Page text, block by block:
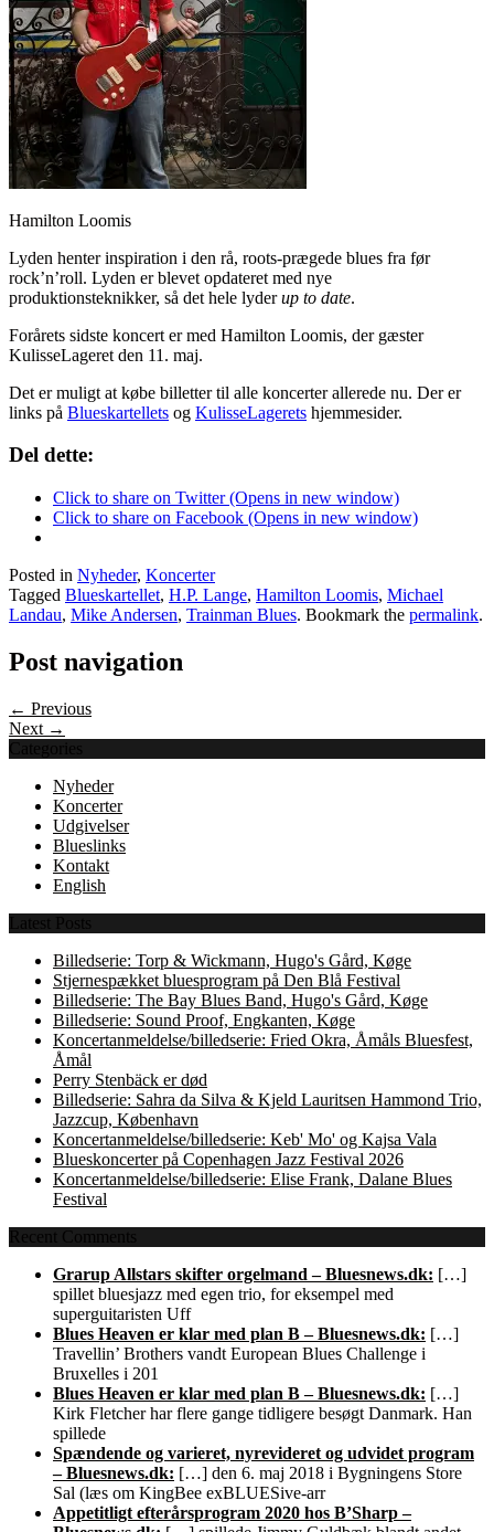
Hamilton Loomis
Lyden henter inspiration i den rå, roots-prægede blues fra før
rock’n’roll. Lyden er blevet opdateret med nye
produktionsteknikker, så det hele lyderup to date.
Forårets sidste koncert er med Hamilton Loomis, der gæster
KulisseLageret den 11. maj.
Det er muligt at købe billetter til alle koncerter allerede nu. Der er
links på Blueskartellets og KulisseLagerets hjemmesider.
Del dette:
Click to share on Twitter (Opens in new window)
Click to share on Facebook (Opens in new window)
Posted in Nyheder, Koncerter
Tagged Blueskartellet, H.P. Lange, Hamilton Loomis, Michael
Landau, Mike Andersen, Trainman Blues. Bookmark the permalink.
Post navigation
← Previous
Next →
Categories
Nyheder
Koncerter
Udgivelser
Blueslinks
Kontakt
English
Latest Posts
Billedserie: Torp & Wickmann, Hugo's Gård, Køge
Stjernespækket bluesprogram på Den Blå Festival
Billedserie: The Bay Blues Band, Hugo's Gård, Køge
Billedserie: Sound Proof, Engkanten, Køge
Koncertanmeldelse/billedserie: Fried Okra, Åmåls Bluesfest,
Åmål
Perry Stenbäck er død
Billedserie: Sahra da Silva & Kjeld Lauritsen Hammond Trio,
Jazzcup, København
Koncertanmeldelse/billedserie: Keb' Mo' og Kajsa Vala
Blueskoncerter på Copenhagen Jazz Festival 2026
Koncertanmeldelse/billedserie: Elise Frank, Dalane Blues
Festival
Recent Comments
Grarup Allstars skifter orgelmand – Bluesnews.dk: […]
spillet bluesjazz med egen trio, for eksempel med
superguitaristen Uff
Blues Heaven er klar med plan B – Bluesnews.dk: […]
Travellin’ Brothers vandt European Blues Challenge i
Bruxelles i 201
Blues Heaven er klar med plan B – Bluesnews.dk: […]
Kirk Fletcher har flere gange tidligere besøgt Danmark. Han
spillede
Spændende og varieret, nyrevideret og udvidet program
– Bluesnews.dk: […] den 6. maj 2018 i Bygningens Store
Sal (læs om KingBee exBLUESive-arr
Appetitligt efterårsprogram 2020 hos B’Sharp –